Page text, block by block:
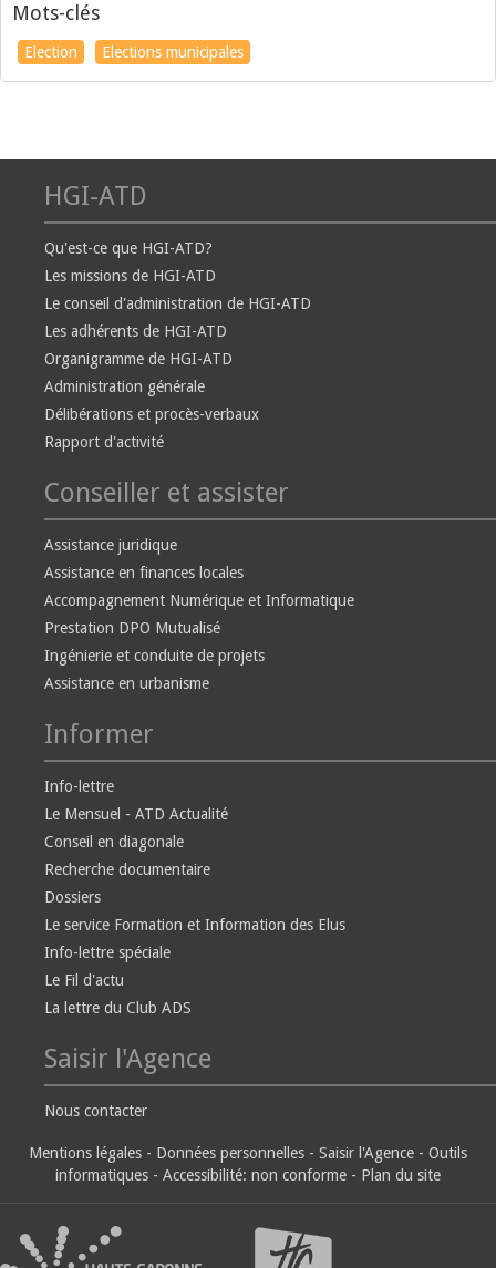
Mots-clés
Election Elections municipales
HGI-ATD
Qu'est-ce que HGI-ATD?
Les missions de HGI-ATD
Le conseil d'administration de HGI-ATD
Les adhérents de HGI-ATD
Organigramme de HGI-ATD
Administration générale
Délibérations et procès-verbaux
Rapport d'activité
Conseiller et assister
Assistance juridique
Assistance en finances locales
Accompagnement Numérique et Informatique
Prestation DPO Mutualisé
Ingénierie et conduite de projets
Assistance en urbanisme
Informer
Info-lettre
Le Mensuel - ATD Actualité
Conseil en diagonale
Recherche documentaire
Dossiers
Le service Formation et Information des Elus
Info-lettre spéciale
Le Fil d'actu
La lettre du Club ADS
Saisir l'Agence
Nous contacter
Mentions légales - Données personnelles - Saisir l'Agence - Outils
informatiques - Accessibilité: non conforme - Plan du site